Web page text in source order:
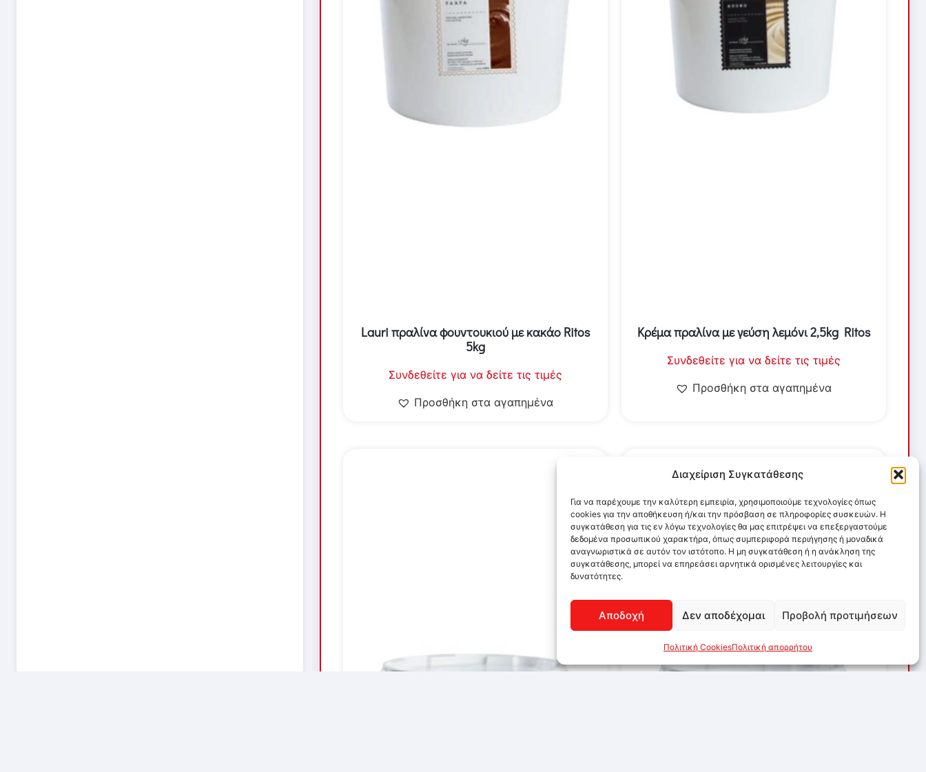
Διαχείριση Συγκατάθεσης
Για να παρέχουμε την καλύτερη εμπειρία, χρησιμοποιούμε τεχνολογίες όπως
cookies για την αποθήκευση ή/και την πρόσβαση σε πληροφορίες συσκευών. Η
συγκατάθεση για τις εν λόγω τεχνολογίες θα μας επιτρέψει να επεξεργαστούμε
δεδομένα προσωπικού χαρακτήρα, όπως συμπεριφορά περιήγησης ή μοναδικά
αναγνωριστικά σε αυτόν τον ιστότοπο. Η μη συγκατάθεση ή η ανάκληση της
συγκατάθεσης, μπορεί να επηρεάσει αρνητικά ορισμένες λειτουργίες και
δυνατότητες.
Αποδοχή Δεν αποδέχομαι Προβολή προτιμήσεων
Πολιτική CookiesΠολιτική απορρήτου
Lauri πραλίνα φουντουκιού με κακάο Ritos
5kg
Συνδεθείτε για να δείτε τις τιμές
Προσθήκη στα αγαπημένα
Κρέμα πραλίνα με γεύση λεμόνι 2,5kg Ritos
Συνδεθείτε για να δείτε τις τιμές
Προσθήκη στα αγαπημένα